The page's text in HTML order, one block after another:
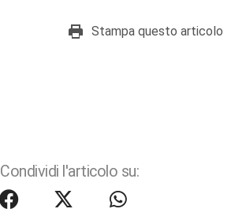
Stampa questo articolo
Condividi l'articolo su: